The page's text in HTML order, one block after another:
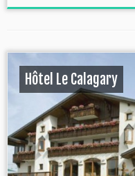
Hôtel Le Calagary